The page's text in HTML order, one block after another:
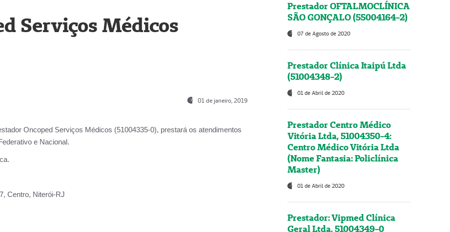
Serviços Médicos
01 de janeiro, 2019
Oncoped Serviços Médicos (51004335-0), prestará os atendimentos
e Nacional.
Centro, Niterói-RJ
Prestador OFTALMOCLÍNICA
SÃO GONÇALO (55004164-2)
07 de Agosto de 2020
Prestador Clínica Itaipú Ltda
(51004348-2)
01 de Abril de 2020
Prestador Centro Médico
Vitória Ltda, 51004350-4:
Centro Médico Vitória Ltda
(Nome Fantasia: Policlínica
Master)
01 de Abril de 2020
Prestador: Vipmed Clínica
Geral Ltda, 51004349-0